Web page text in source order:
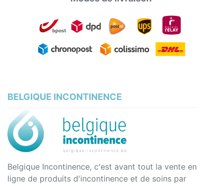
BELGIQUE INCONTINENCE
Belgique Incontinence, c'est avant tout la vente en
ligne de produits d'incontinence et de soins par